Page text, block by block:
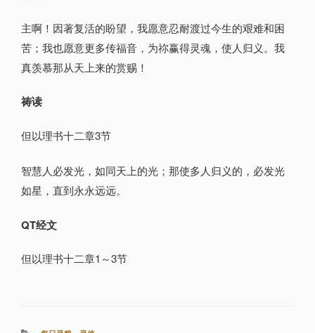
主啊！因著复活的盼望，我愿意忍耐渡过今生的艰难和困
苦；我也愿意更多传福音，为祢赢得灵魂，使人归义。我
真羡慕那从天上来的赏赐！
祷读
但以理书十二章3节
智慧人必发光，如同天上的光；那使多人归义的，必发光
如星，直到永永远远。
QT经文
但以理书十二章1～3节